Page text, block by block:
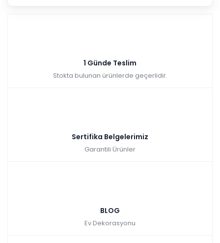
1 Günde Teslim
Stokta bulunan ürünlerde geçerlidir.
Sertifika Belgelerimiz
Garantili Ürünler
BLOG
Ev Dekorasyonu